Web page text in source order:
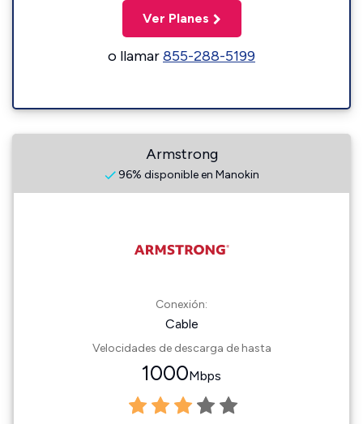
Ver Planes
o llamar855-288-5199
Armstrong
96% disponible en Manokin
Conexión:
Cable
Velocidades de descarga de hasta
1000Mbps